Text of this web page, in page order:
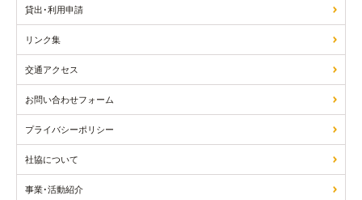
貸出･利用申請
リンク集
交通アクセス
お問い合わせフォーム
プライバシーポリシー
社協について
事業･活動紹介